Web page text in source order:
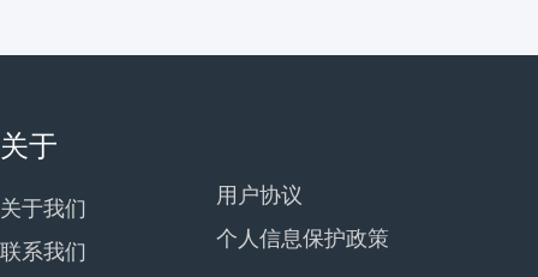
关于
关于我们
联系我们
用户协议
个人信息保护政策